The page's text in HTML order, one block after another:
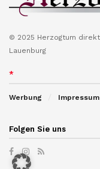
© 2025 Herzogtum
Lauenburg
*
Werbung Impressum
Folgen Sie uns